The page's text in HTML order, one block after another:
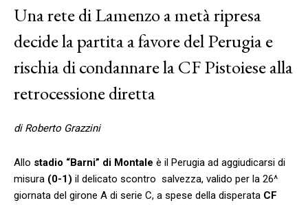
Una rete di Lamenzo a metà ripresa
decide la partita a favore del Perugia e
rischia di condannare la CF Pistoiese alla
retrocessione diretta
di Roberto Grazzini
Allo stadio “Barni” di Montale è il Perugia ad aggiudicarsi di
misura (0-1) il delicato scontro salvezza, valido per la 26^
giornata del girone A di serie C, a spese della disperata CF